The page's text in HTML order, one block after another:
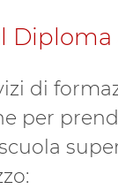
Diploma
di
per